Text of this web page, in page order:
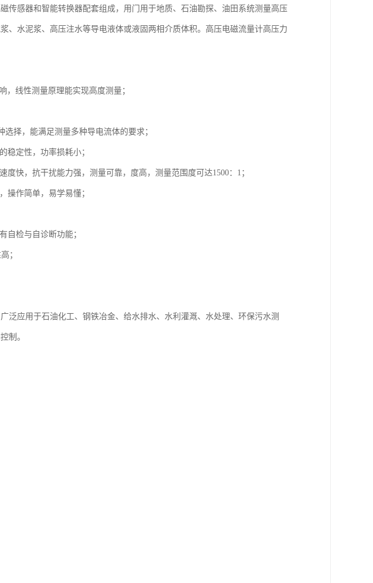
传感器和智能转换器配套组成，用门用于地质、石油勘探、油田系统测量高压
、水泥浆、高压注水等导电液体或液固两相介质体积。高压电磁流量计高压力
，线性测量原理能实现高度测量；
择，能满足测量多种导电流体的要求；
稳定性，功率损耗小；
快，抗干扰能力强，测量可靠，度高，测量范围度可达1500：1；
操作简单，易学易懂；
自检与自诊断功能；
；
泛应用于石油化工、钢铁冶金、给水排水、水利灌溉、水处理、环保污水测
制。